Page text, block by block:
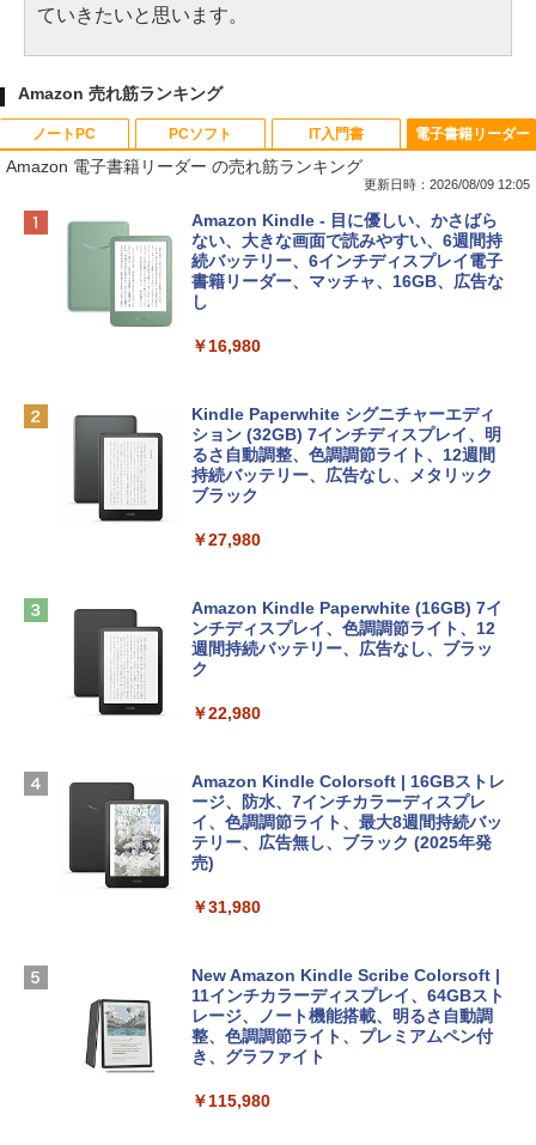
ていきたいと思います。
Amazon 売れ筋ランキング
ノートPC
Apple 2026 MacBook Neo A18 Proチッ
プ搭載13インチノートブック：AIとAppl
e Intelligenceのために設計、Liquid Ret
inaディスプレイ、8GBユニファイドメモ
リ、256GB SSDストレージ、1080p Fac
tomtoc 360°保護 15.6 16インチ パソコ
ンケース Dell NEC Lavie ASUS HP dyna
book Lenovo対応
13インチノートブック：AIとApple Intell
igence、13.6インチLiquid Retinaディ
スプレイ、16GBユニファイドメモリ、1
TB SSDストレージ、12MPセンターフレ
D - ミッドナイト
【Amazon.co.jp限定】 HP ノートパソコ
ン 15-fd 15.6インチ 16GBメモリ 512GB
SSD インテル Core 5
￥129,800
FMV ノートパソコン WE1-K3 (MS 365 P
ersonal/Copilotキー搭載/Win 11/15.6型/
Core i5/16GB/SSD 512GB/ホワイト) FM
VWK3E15W_AZ
PCソフト
Robloxギフトカード - 800 Robux 【限
定バーチャルアイテムを含む】 【オンラ
インゲームコード】 ロブロックス | オン
ラインコード版
定バーチャルアイテムを含む】 【オンラ
インゲームコード】 ロブロックス |オン
ラインコード版
￥1,600
インゲームコード】 ロブロックス | オン
ラインコード版
￥3,200
ows11、10/mac対応|PC2台
￥39,582
ト): Java & Bedrock Edition | オンライ
￥3,600
IT入門書
生成AIパスポート公式テキスト 第４版
￥1,766
￥1,292
非エンジニア 初心者 素人 でも安心 使い
めのAIコーディング入門シリーズ
￥99
AIイラスト表現辞典: 思い通りの絵を引き
￥480
FM TOWNS ハイパー・カタログ: 本体ハ
ェクトリストと最新エミュレータ紹介
電子書籍リーダー
Amazon 電子書籍リーダー の売れ筋ランキング
更新日時：2026/08/09 12:05
Amazon Kindle - 目に優しい、かさばら
ない、大きな画面で読みやすい、6週間持
続バッテリー、6インチディスプレイ電子
書籍リーダー、マッチャ、16GB、広告な
し
￥16,980
Kindle Paperwhite シグニチャーエディ
ション (32GB) 7インチディスプレイ、明
るさ自動調整、色調調節ライト、12週間
持続バッテリー、広告なし、メタリック
ブラック
￥27,980
Amazon Kindle Paperwhite (16GB) 7イ
ンチディスプレイ、色調調節ライト、12
週間持続バッテリー、広告なし、ブラッ
ク
￥22,980
Amazon Kindle Colorsoft | 16GBストレ
ージ、防水、7インチカラーディスプレ
イ、色調調節ライト、最大8週間持続バッ
テリー、広告無し、ブラック (2025年発
売)
￥31,980
New Amazon Kindle Scribe Colorsoft |
11インチカラーディスプレイ、64GBスト
レージ、ノート機能搭載、明るさ自動調
整、色調調節ライト、プレミアムペン付
き、グラファイト
￥115,980